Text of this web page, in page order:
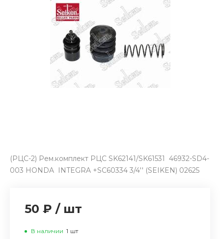
(РЦС-2) Рем.комплект РЦС SK62141/SK61531 46932-SD4-
003 HONDA INTEGRA +SC60334 3/4'' (SEIKEN) 02625
50 ₽ / шт
В наличии 1 шт